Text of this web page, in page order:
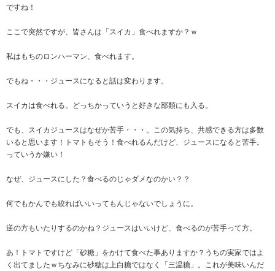
ですね！
ここで突然ですが、皆さんは「スイカ」食べれますか？ｗ
私はもちのロンハーマン、食べれます。
でもね・・・ジュースになると話は変わります。
スイカは食べれる。どっちかっていうと好きな部類にも入る。
でも、スイカジュースはなぜか苦手・・・。この気持ち、共感できる方は多数
いると思います！トマトもそう！食べれるんだけど、ジュースになると苦手。
っていうか嫌い！
なぜ、ジュースにした？食べるのじゃダメなのかい？？
何でもかんでも絞ればいいってもんじゃないでしょうに。
逆の方もいたりするのかね？ジュースはいいけど、食べるのが苦手って方。
あ！トマトですけど「砂糖」をかけて食べた事ありますか？うちの実家ではよ
く出てましたｗちなみに砂糖は上白糖ではなく「三温糖」。これが美味いんだ